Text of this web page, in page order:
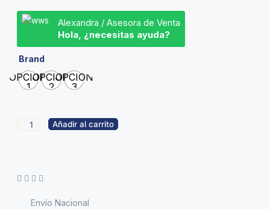
Alexandra / Asesora de Venta
Hola, ¿necesitas ayuda?
Brand
OPCION
1
OPCION
2
OPCION
3
Añadir al carrito
Envío Nacional